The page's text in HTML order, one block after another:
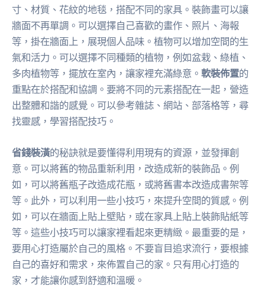
寸、材質、花紋的地毯，搭配不同的家具。裝飾畫可以讓
牆面不再單調。可以選擇自己喜歡的畫作、照片、海報
等，掛在牆面上，展現個人品味。植物可以增加空間的生
氣和活力。可以選擇不同種類的植物，例如盆栽、綠植、
多肉植物等，擺放在室內，讓家裡充滿綠意。 軟裝佈置的
重點在於搭配和協調。要將不同的元素搭配在一起，營造
出整體和諧的感覺。可以參考雜誌、網站、部落格等，尋
找靈感，學習搭配技巧。
省錢裝潢的秘訣就是要懂得利用現有的資源，並發揮創
意。可以將舊的物品重新利用，改造成新的裝飾品。例
如，可以將舊瓶子改造成花瓶，或將舊書本改造成書架等
等。此外，可以利用一些小技巧，來提升空間的質感。例
如，可以在牆面上貼上壁貼，或在家具上貼上裝飾貼紙等
等。這些小技巧可以讓家裡看起來更精緻。最重要的是，
要用心打造屬於自己的風格。不要盲目追求流行，要根據
自己的喜好和需求，來佈置自己的家。只有用心打造的
家，才能讓你感到舒適和溫暖。